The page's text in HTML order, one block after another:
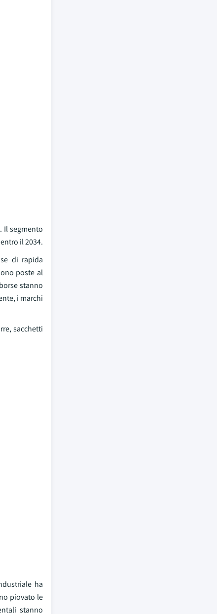
Il segmento
il 2034.
di rapida
poste al
stanno
i marchi
sacchetti
ha
piovato le
stanno